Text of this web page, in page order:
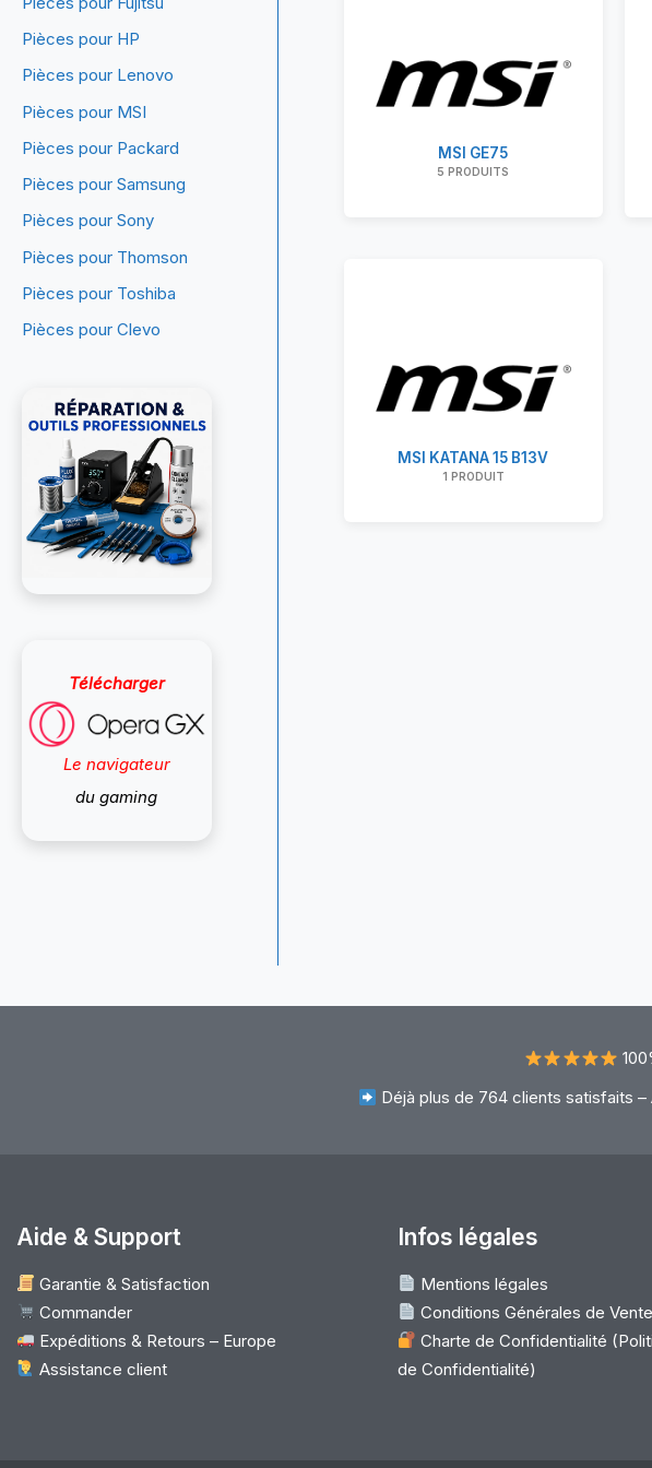
Pièces pour HP
Pièces pour Lenovo
Pièces pour MSI
Pièces pour Packard
Pièces pour Samsung
Pièces pour Sony
Pièces pour Thomson
Pièces pour Toshiba
Pièces pour Clevo
Télécharger
Le navigateur
du gaming
MSI GE75
5 PRODUITS
MSI KATANA 15 B13V
1 PRODUIT
Déjà plus de 764 clients satisfaits
Aide & Support
Garantie & Satisfaction
Commander
Expéditions & Retours – Europe
Assistance client
Infos légales
Mentions légales
Conditions Générales de Vente
Charte de Confidentialité
de Confidentialité)